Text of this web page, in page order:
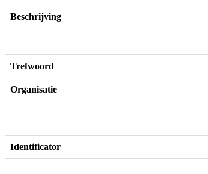
Beschrijving
Trefwoord
Organisatie
Identificator